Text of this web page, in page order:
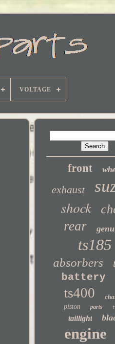
VOLTAGE
front
exhaust
shock
rear
ts185
absorbers
battery
ts400
piston
parts
taillight
engine